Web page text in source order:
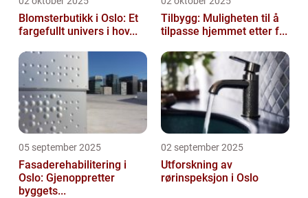
Blomsterbutikk i Oslo: Et
fargefullt univers i hov...
Tilbygg: Muligheten til å
tilpasse hjemmet etter f...
05 september 2025
Fasaderehabilitering i
Oslo: Gjenoppretter
byggets...
02 september 2025
Utforskning av
rørinspeksjon i Oslo